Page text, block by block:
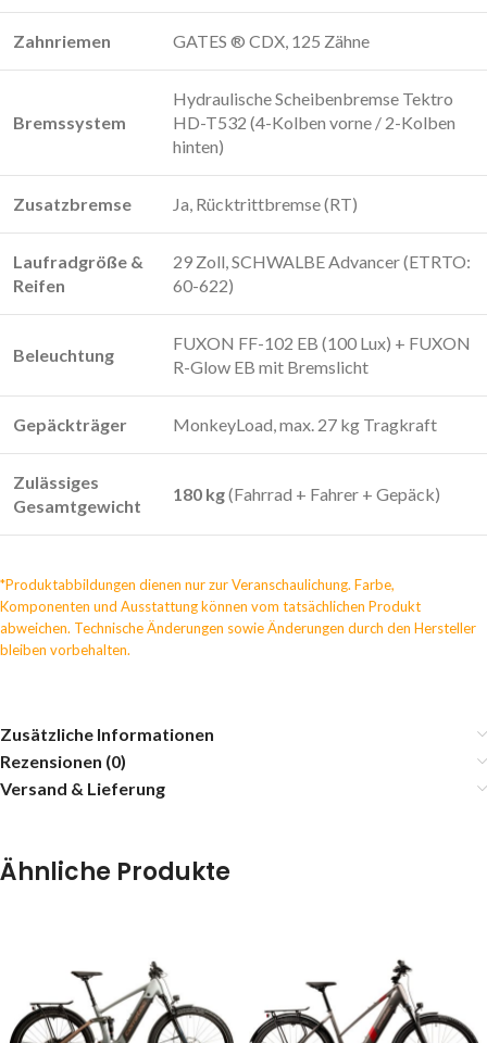
Zahnriemen GATES ® CDX, 125 Zähne
Bremssystem
Hydraulische Scheibenbremse Tektro
HD-T532 (4-Kolben vorne / 2-Kolben
hinten)
Zusatzbremse Ja, Rücktrittbremse (RT)
Laufradgröße &
Reifen
29 Zoll, SCHWALBE Advancer (ETRTO:
60-622)
Beleuchtung
FUXON FF-102 EB (100 Lux) + FUXON
R-Glow EB mit Bremslicht
Gepäckträger MonkeyLoad, max. 27 kg Tragkraft
Zulässiges
Gesamtgewicht
180 kg(Fahrrad + Fahrer + Gepäck)
*Produktabbildungen dienen nur zur Veranschaulichung. Farbe,
Komponenten und Ausstattung können vom tatsächlichen Produkt
abweichen. Technische Änderungen sowie Änderungen durch den Hersteller
bleiben vorbehalten.
Zusätzliche Informationen
Rezensionen (0)
Versand & Lieferung
Ähnliche Produkte